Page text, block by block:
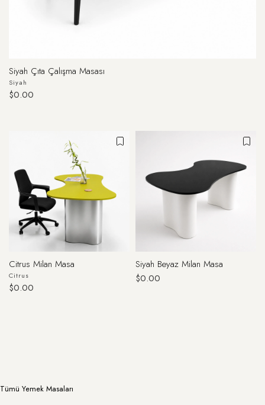
Siyah Çıta Çalışma Masası
Siyah
$0.00
Citrus Milan Masa
Citrus
$0.00
Siyah Beyaz Milan Masa
$0.00
Tümü Yemek Masaları